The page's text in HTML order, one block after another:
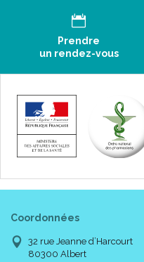
Prendre
un rendez-vous
Coordonnées
32 rue Jeanne d’Harcourt
80300 Albert